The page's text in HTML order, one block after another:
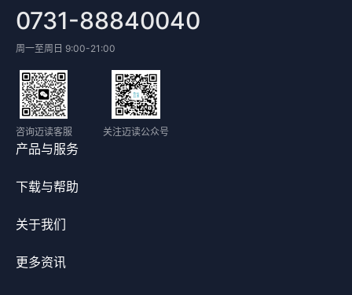
0731-88840040
周一至周日 9:00-21:00
咨询迈读客服 关注迈读公众号
产品与服务
下载与帮助
关于我们
更多资讯